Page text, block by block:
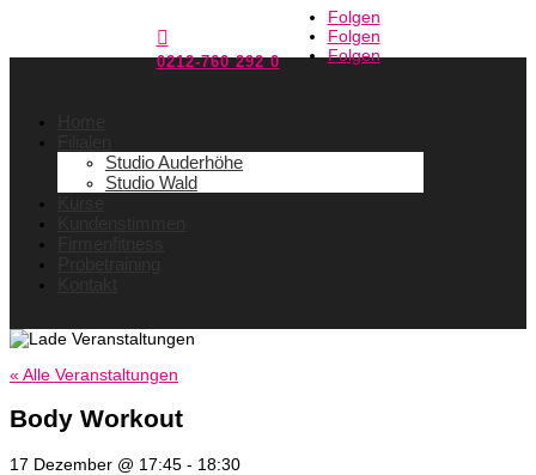

0212-760 292 0
Folgen
Folgen
Folgen
Studio Auderhöhe
Studio Wald
« Alle Veranstaltungen
Body Workout
17 Dezember @ 17:45 - 18:30